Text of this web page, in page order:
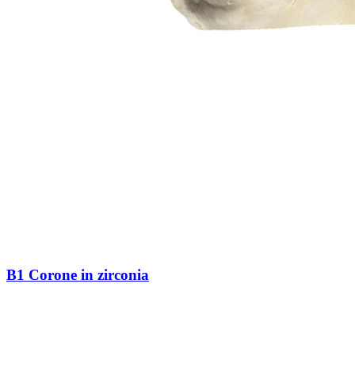
B1 Corone in zirconia